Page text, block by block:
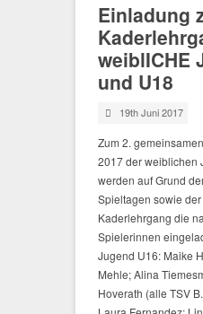
Einladung
weiblICHE
und U18
19th Juni 2017
Zum 2.
2017 der weiblichen
werden auf Grund
Spieltagen sowie
Kaderlehrgang die
Spielerinnen
Jugend U16: Maike
Mehle; Alina
Hoverath (alle TSV